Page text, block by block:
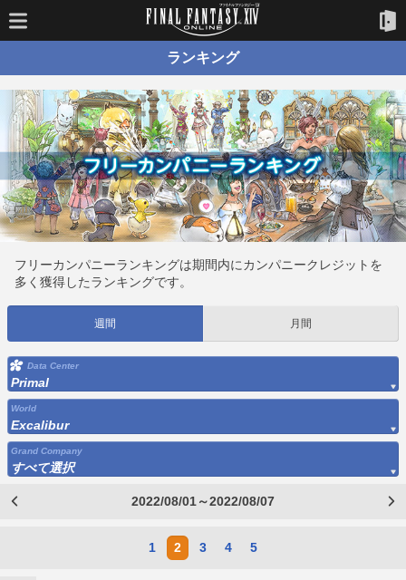
ランキング
フリーカンパニーランキングは期間内にカンパニークレジットを
多く獲得したランキングです。
週間 月間
Data Center
Primal
World
Excalibur
Grand Company
すべて選択
2022/08/01～2022/08/07
1 2 3 4 5